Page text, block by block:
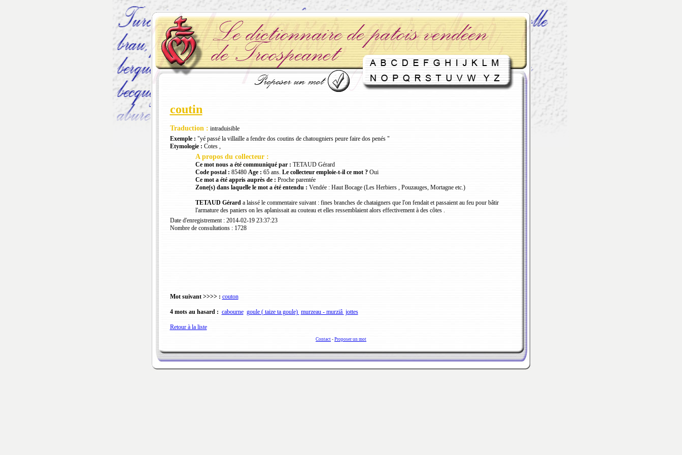
coutin
Traduction : intraduisible
Exemple : "yé passé la villaille a fendre dos coutins de chatougniers peure faire dos penés "
Etymologie : Cotes ,
A propos du collecteur :
Ce mot nous a été communiqué par : TETAUD Gérard
Code postal : 85480 Age : 65 ans. Le collecteur emploie-t-il ce mot ?Oui
Ce mot a été appris auprès de : Proche parentée
Zone(s) dans laquelle le mot a été entendu : Vendée : Haut Bocage (Les Herbiers , Pouzauges, Mortagne etc.)
TETAUD Gérarda laissé le commentaire suivant : fines branches de chataigners que l'on fendait et passaient au feu pour bâtir
l'armature des paniers on les aplanissait au couteau et elles ressemblaient alors effectivement à des côtes .
Date d'enregistrement : 2014-02-19 23:37:23
Nombre de consultations : 1728
Mot suivant >>>> : couton
4 mots au hasard : cabourne goule ( taize ta goule) murzeau - murziâ jottes
Retour à la liste
Contact - Proposer un mot